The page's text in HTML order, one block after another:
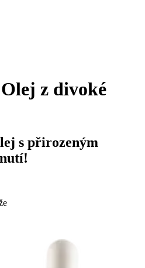
Olej z divoké
s přirozeným